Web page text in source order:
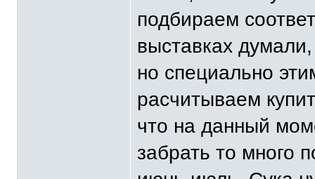
подбираем
выставках
но специально
расчитываем
что на данный
забрать то много